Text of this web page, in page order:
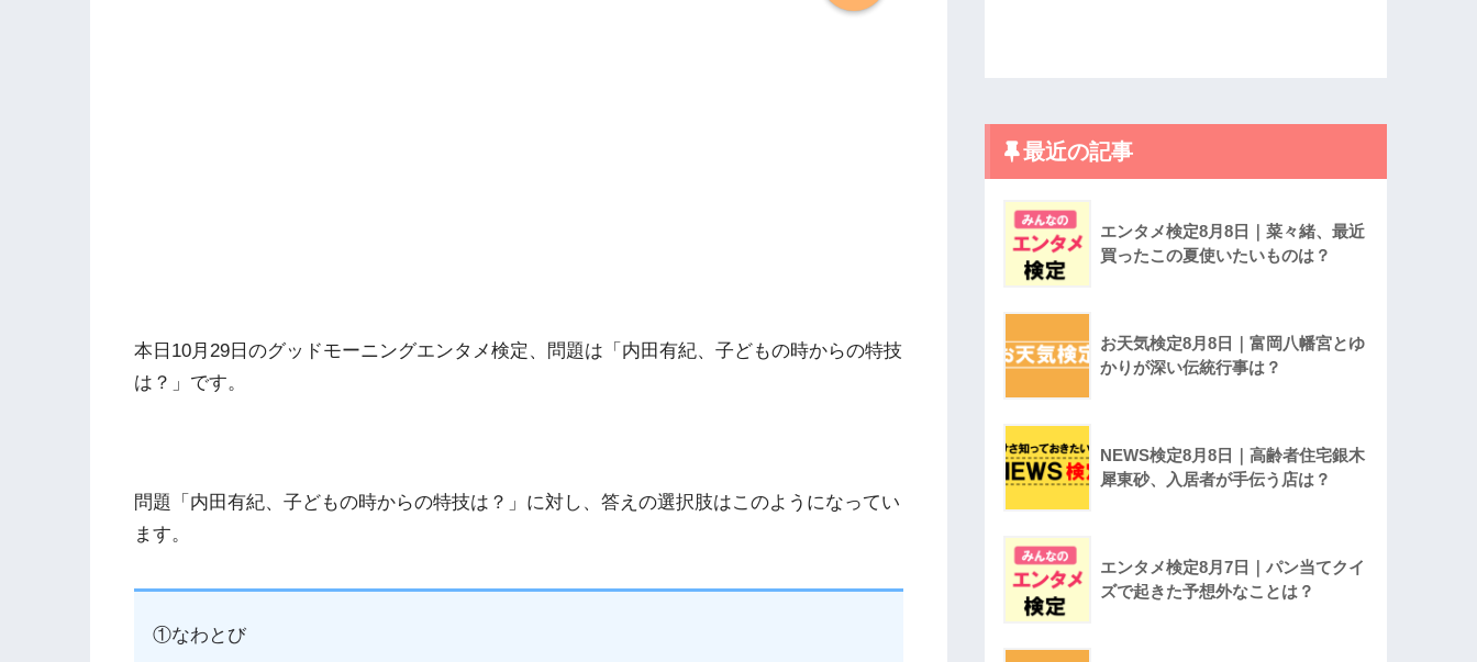
本日10月29日のグッドモーニングエンタメ検定、問題は「内田有紀、子どもの時からの特技
は？」です。
問題「内田有紀、子どもの時からの特技は？」に対し、答えの選択肢はこのようになってい
ます。
①なわとび
最近の記事
エンタメ検定8月8日｜菜々緒、最近
買ったこの夏使いたいものは？
お天気検定8月8日｜富岡八幡宮とゆ
かりが深い伝統行事は？
NEWS検定8月8日｜高齢者住宅銀木
犀東砂、入居者が手伝う店は？
エンタメ検定8月7日｜パン当てクイ
ズで起きた予想外なことは？